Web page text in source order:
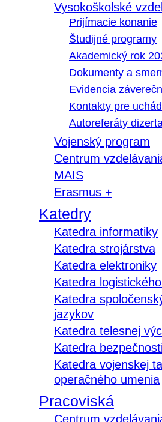
Vysokoškolské
Prijímacie konanie
Študijné programy
Akademický rok
Dokumenty a
Evidencia
Kontakty pre
Autoreferáty
Vojenský program
Centrum
MAIS
Erasmus +
Katedry
Katedra informatiky
Katedra strojárstva
Katedra elektroniky
Katedra
Katedra
jazykov
Katedra telesnej
Katedra
Katedra vojenskej
operačného umenia
Pracoviská
Centrum